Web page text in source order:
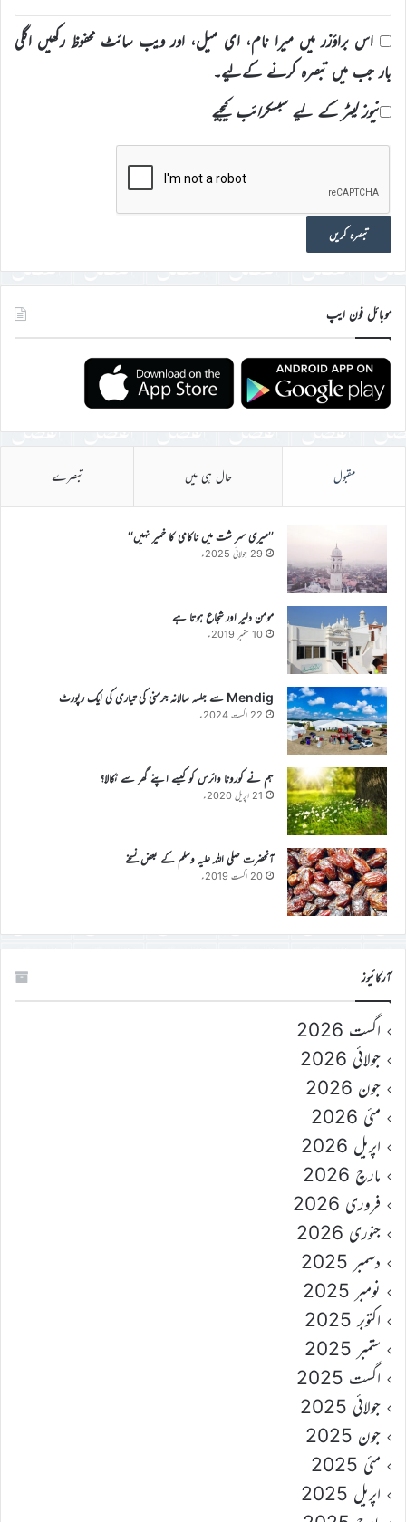
اس براؤزر میں میرا نام، ای میل، اور ویب سائٹ محفوظ رکھیں اگلی
بار جب میں تبصرہ کرنے کےلیے۔
نیوز لیٹر کے لیے سبسکرائب کیجیے
موبائل فون ایپ
مقبول حال ہی میں تبصرے
’’میری سر شت میں ناکامی کا خمیر نہیں‘‘
29 جولائی 2025ء
مومن دلیر اور شجاع ہوتا ہے
10 ستمبر 2019ء
Mendig سے جلسہ سالانہ جرمنی کی تیاری کی ایک رپورٹ
22 اگست 2024ء
ہم نے کورونا وائرس کو کیسے اپنے گھر سے نکالا؟
21 اپریل 2020ء
آنحضرت صلی اللہ علیہ وسلم کے بعض نسخے
20 اگست 2019ء
آرکائیوز
اگست 2026
جولائی 2026
جون 2026
مئی 2026
اپریل 2026
مارچ 2026
فروری 2026
جنوری 2026
دسمبر 2025
نومبر 2025
اکتوبر 2025
ستمبر 2025
اگست 2025
جولائی 2025
جون 2025
مئی 2025
اپریل 2025